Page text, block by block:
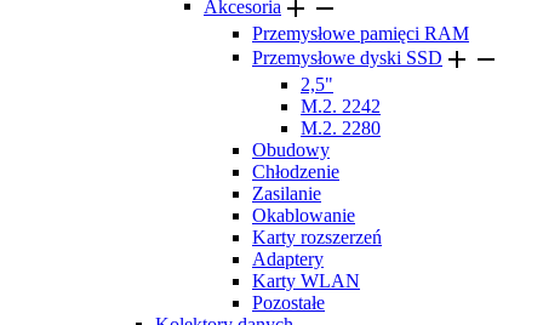
Akcesoria  
Przemysłowe pamięci RAM
Przemysłowe dyski SSD  
2,5"
M.2. 2242
M.2. 2280
Obudowy
Chłodzenie
Zasilanie
Okablowanie
Karty rozszerzeń
Adaptery
Karty WLAN
Pozostałe